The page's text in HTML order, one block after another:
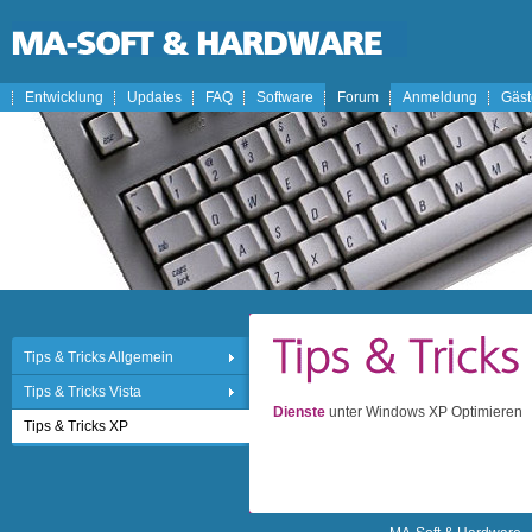
Entwicklung Updates FAQ Software Forum Anmeldung
Tips & Tricks Allgemein
Tips & Tricks Vista
Tips & Tricks XP
Dienste unter Windows XP Optimieren